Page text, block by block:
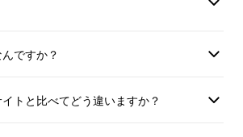
、今、多くのか
体験を届けた
ですか？
トと比べてどう違いますか？